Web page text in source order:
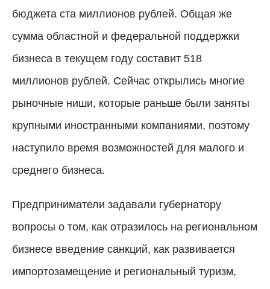
бюджета ста миллионов рублей. Общая же
сумма областной и федеральной поддержки
бизнеса в текущем году составит 518
миллионов рублей. Сейчас открылись многие
рыночные ниши, которые раньше были заняты
крупными иностранными компаниями, поэтому
наступило время возможностей для малого и
среднего бизнеса.
Предприниматели задавали губернатору
вопросы о том, как отразилось на региональном
бизнесе введение санкций, как развивается
импортозамещение и региональный туризм,